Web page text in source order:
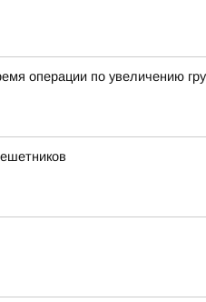
операции по увеличению